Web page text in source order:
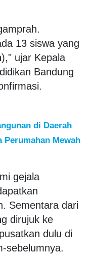
13 siswa yang
ujar Kepala
Bandung
di Daerah
Mewah
gejala
Sementara dari
dirujuk ke
dulu di
sebelumnya.